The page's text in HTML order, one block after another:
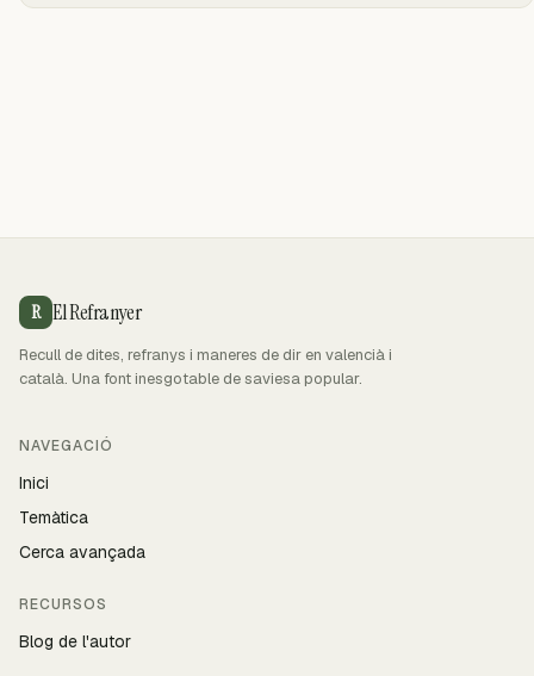
R El Refranyer
Recull de dites, refranys i maneres de dir en valencià i
català. Una font inesgotable de saviesa popular.
NAVEGACIÓ
Inici
Temàtica
Cerca avançada
RECURSOS
Blog de l'autor